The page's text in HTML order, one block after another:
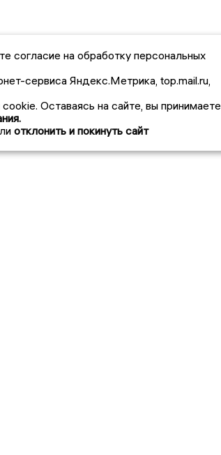
согласие на обработку персональных
сервиса Яндекс.Метрика, top.mail.ru,
Оставаясь на сайте, вы принимаете
отклонить и покинуть сайт